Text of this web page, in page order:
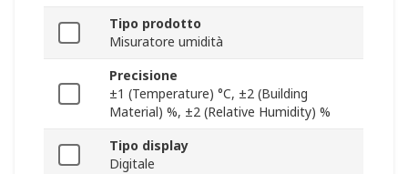
Tipo prodotto
Misuratore umidità
Precisione
±1 (Temperature) °C, ±2 (Building
Material) %, ±2 (Relative Humidity) %
Tipo display
Digitale